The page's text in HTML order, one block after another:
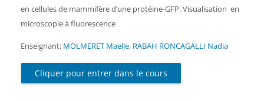
en cellules de mammifère d’une protéine-GFP. Visualisation en
microscopie à fluorescence
Enseignant: MOLMERET Maelle, RABAH RONCAGALLI Nadia
Cliquer pour entrer dans le cours